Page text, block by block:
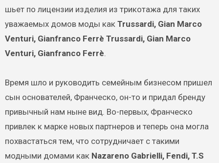
шьет по лицензии изделия из трикотажа для таких
уважаемых домов моды как Trussardi, Gian Marco
Venturi, Gianfranco Ferrè Trussardi, Gian Marco
Venturi, Gianfranco Ferrè.
Время шло и руководить семейным бизнесом пришел
сын основателей, Франческо, он-то и придал бренду
привычный нам ныне вид. Во-первых, Франческо
привлек к марке новых партнеров и теперь она могла
похвастаться тем, что сотрудничает с такими
модными домами как Nazareno Gabrielli, Fendi, T.S